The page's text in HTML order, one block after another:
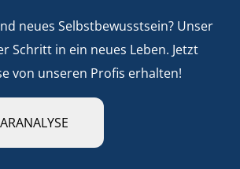
neues Selbstbewusstsein? Unser
Schritt in ein neues Leben. Jetzt
von unseren Profis erhalten!